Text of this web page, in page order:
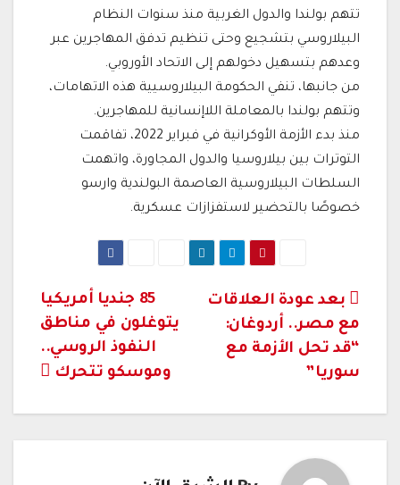
تتهم بولندا والدول الغربية منذ سنوات النظام
البيلاروسي بتشجيع وحتى تنظيم تدفق المهاجرين عبر
وعدهم بتسهيل دخولهم إلى الاتحاد الأوروبي.
من جانبها، تنفي الحكومة البيلاروسيية هذه الاتهامات،
وتتهم بولندا بالمعاملة اللاإنسانية للمهاجرين.
منذ بدء الأزمة الأوكرانية في فبراير 2022، تفاقمت
التوترات بين بيلاروسيا والدول المجاورة، واتهمت
السلطات البيلاروسية العاصمة البولندية وارسو
خصوصًا بالتحضير لاستفزازات عسكرية.
تصفّح
المقالات
85 جنديا أمريكيا
يتوغلون في مناطق
النفوذ الروسي..
وموسكو تتحرك
بعد عودة العلاقات
مع مصر.. أردوغان:
“قد تحل الأزمة مع
سوريا”